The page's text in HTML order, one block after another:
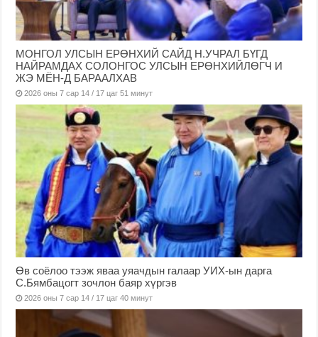
МОНГОЛ УЛСЫН ЕРӨНХИЙ САЙД Н.УЧРАЛ БҮГД
НАЙРАМДАХ СОЛОНГОС УЛСЫН ЕРӨНХИЙЛӨГЧ И
ЖЭ МЁН-Д БАРААЛХАВ
2026 оны 7 сар 14 / 17 цаг 51 минут
Өв соёлоо тээж яваа уяачдын галаар УИХ-ын дарга
С.Бямбацогт зочлон баяр хүргэв
2026 оны 7 сар 14 / 17 цаг 40 минут